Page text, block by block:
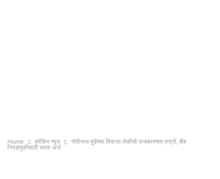
Home ब्रेकिंग न्यूज
गोपीनाथ मुंडेंच्या तिसऱ्या लेकीची राजकारणात एन्ट्री, बँक
निवडणुकीसाठी भरला अर्ज